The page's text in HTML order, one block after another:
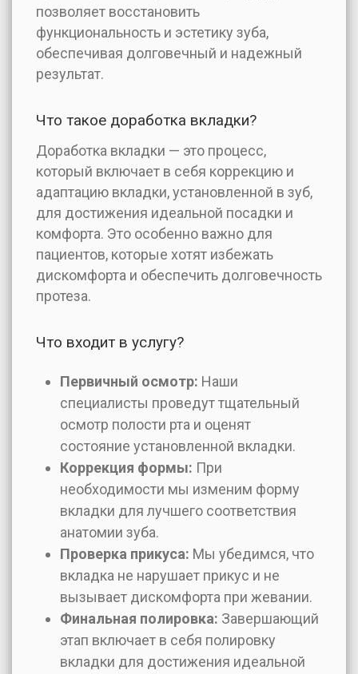
позволяет восстановить
функциональность и эстетику зуба,
обеспечивая долговечный и надежный
результат.
Что такое доработка вкладки?
Доработка вкладки — это процесс,
который включает в себя коррекцию и
адаптацию вкладки, установленной в зуб,
для достижения идеальной посадки и
комфорта. Это особенно важно для
пациентов, которые хотят избежать
дискомфорта и обеспечить долговечность
протеза.
Что входит в услугу?
Первичный осмотр: Наши
специалисты проведут тщательный
осмотр полости рта и оценят
состояние установленной вкладки.
Коррекция формы: При
необходимости мы изменим форму
вкладки для лучшего соответствия
анатомии зуба.
Проверка прикуса: Мы убедимся, что
вкладка не нарушает прикус и не
вызывает дискомфорта при жевании.
Финальная полировка: Завершающий
этап включает в себя полировку
вкладки для достижения идеальной